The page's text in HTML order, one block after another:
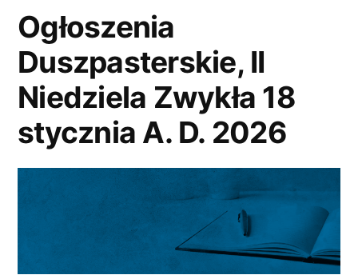
Ogłoszenia
Duszpasterskie, II
Niedziela Zwykła 18
stycznia A. D. 2026